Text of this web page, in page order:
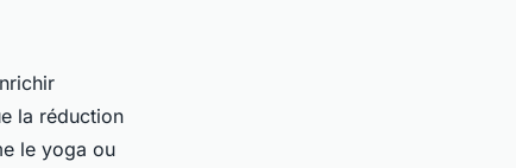
la réduction
le yoga ou